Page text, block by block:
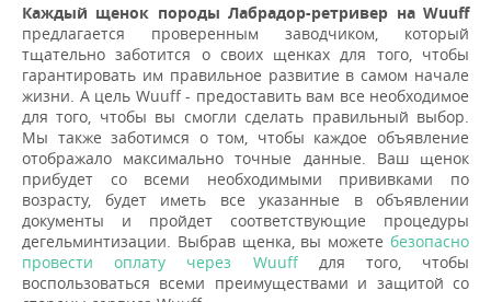
Каждый щенок породы Лабрадор-ретривер на Wuuff
предлагается проверенным заводчиком, который
тщательно заботится о своих щенках для того, чтобы
гарантировать им правильное развитие в самом начале
жизни. А цель Wuuff - предоставить вам все необходимое
для того, чтобы вы смогли сделать правильный выбор.
Мы также заботимся о том, чтобы каждое объявление
отображало максимально точные данные. Ваш щенок
прибудет со всеми необходимыми прививками по
возрасту, будет иметь все указанные в объявлении
документы и пройдет соответствующие процедуры
дегельминтизации. Выбрав щенка, вы можете безопасно
провести оплату через Wuuffдля того, чтобы
воспользоваться всеми преимуществами и защитой со